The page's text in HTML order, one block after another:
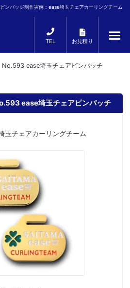
ピンバッジ制作実例：ease埼玉チェアカーリングチーム
TEL お見積り
No.593 ease埼玉チェアピンバッチ
ease埼玉チェアピンバッチ
玉チェアカーリングチーム